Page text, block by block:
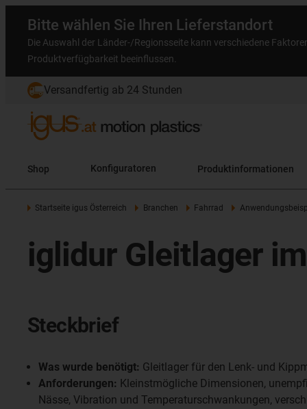
Bitte wählen Sie Ihren Lieferstandort
Die Auswahl der Länder-/Regionsseite kann verschiedene
Produktverfügbarkeit beeinflussen.
Versandfertig ab 24 Stunden
Shop Konfiguratoren Produktinformationen
Startseite igus Österreich Branchen Fahrrad
iglidur Gleitlager
Steckbrief
Was wurde benötigt: Gleitlager für den Lenk- und
Anforderungen: Kleinstmögliche Dimensionen,
Nässe, Vibration und Temperaturschwankungen,